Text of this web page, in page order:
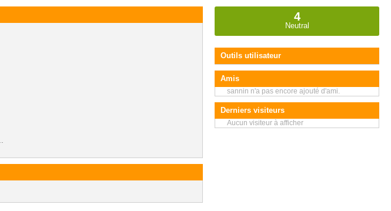
4
Neutral
Outils utilisateur
Amis
sannin n'a pas encore ajouté d'ami.
Derniers visiteurs
Aucun visiteur à afficher